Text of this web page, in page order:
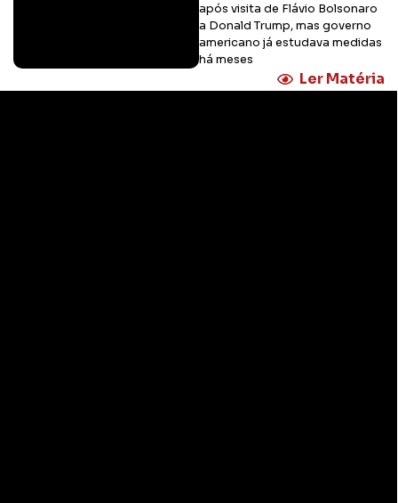
após visita de Flávio Bolsonaro
a Donald Trump, mas governo
americano já estudava medidas
há meses
Ler Matéria